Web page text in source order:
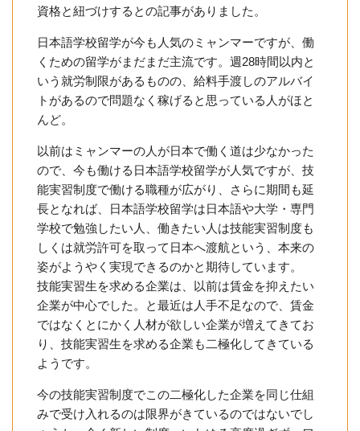
資格と紐づけするとの記事がありました。
日本語学校留学が今も人気のミャンマーですが、働
くための留学がまだまだ主流です。週28時間以内と
いう就労制限があるものの、給料手渡しのアルバイ
トがあるので問題なく稼げると思っている人がほと
んど。
以前はミャンマーの人が日本で働く道は少なかった
ので、今も働ける日本語学校留学が人気ですが、技
能実習制度で働ける職種が広がり、さらに期間も延
長となれば、日本語学校留学は日本語や大学・専門
学校で勉強したい人、働きたい人は技能実習制度も
しくは就労許可を取って日本へ渡航という、本来の
姿がようやく実現できるのかと期待しています。
技能実習生を求める企業は、以前は賃金を抑えたい
企業が中心でした。と最近は人手不足なので、賃金
ではなくとにかく人材が欲しい企業が増えてきてお
り、技能実習生を求める企業も二極化してきている
ようです。
今の技能実習制度でこの二極化した企業を同じ仕組
みで受け入れるのは限界がきているのではないでし